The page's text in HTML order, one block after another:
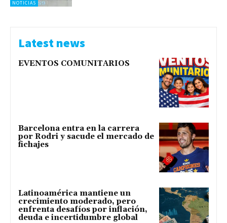
NOTICIAS
Latest news
EVENTOS COMUNITARIOS
Barcelona entra en la carrera
por Rodri y sacude el mercado de
fichajes
Latinoamérica mantiene un
crecimiento moderado, pero
enfrenta desafíos por inflación,
deuda e incertidumbre global